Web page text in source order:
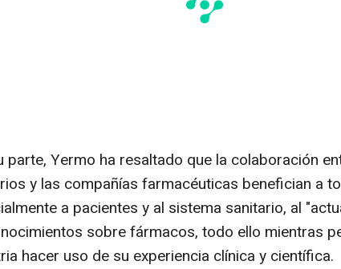
parte, Yermo ha resaltado que la colaboración
y las compañías farmacéuticas benefician a
a pacientes y al sistema sanitario, al
sobre fármacos, todo ello mientras
hacer uso de su experiencia clínica y científica.